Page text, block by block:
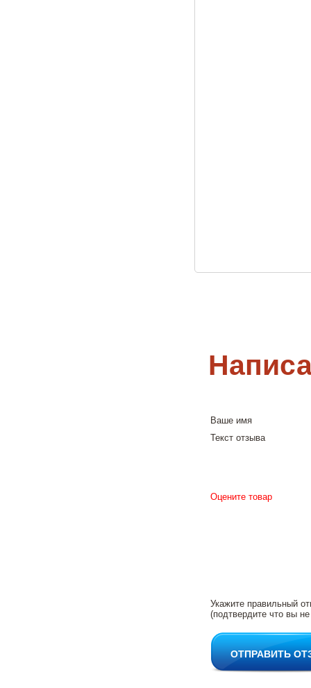
Ваше имя
Текст отзыва
Оцените товар
Укажите правильный
(подтвердите что вы
ОТПРАВИТЬ